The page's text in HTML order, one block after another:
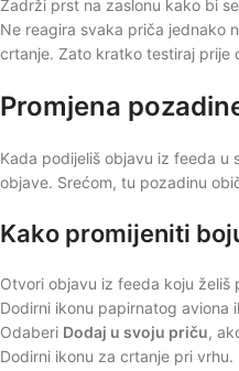
Zadrži prst na zaslonu kako bi
Ne reagira svaka priča jednako
crtanje. Zato kratko testiraj prije
Promjena
Kada podijeliš objavu iz feeda u
objave. Srećom, tu pozadinu
Kako promijeniti
Otvori objavu iz feeda koju želiš
Dodirni ikonu papirnatog aviona
Odaberi Dodaj u svoju priču,
Dodirni ikonu za crtanje pri vrhu.